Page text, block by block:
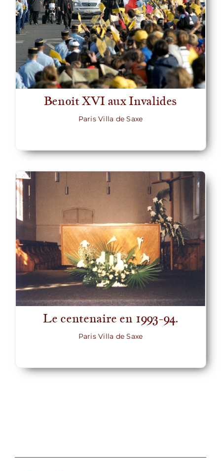
Benoit XVI aux Invalides
Paris Villa de Saxe
Le centenaire en 1993-94.
Paris Villa de Saxe